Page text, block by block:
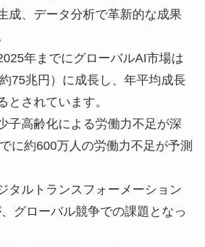
成、データ分析で革新的な成果
年までにグローバルAI市場は
75兆円）に成長し、年平均成長
とされています。
子高齢化による労働力不足が深
に約600万人の労働力不足が予測
タルトランスフォーメーション
、グローバル競争での課題となっ